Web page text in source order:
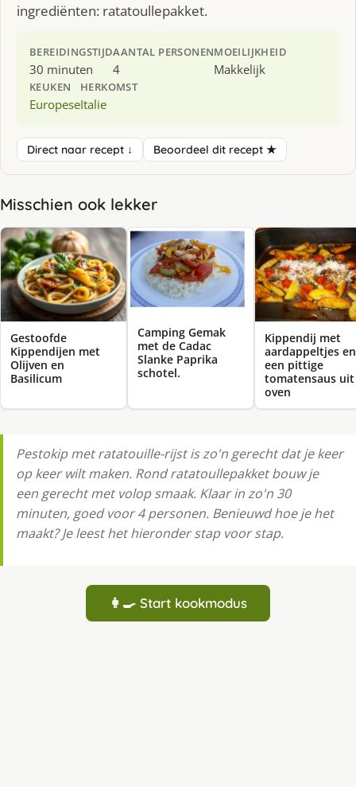
ingrediënten: ratatoullepakket.
BEREIDINGSTIJD
30 minuten
AANTAL PERSONEN
4
MOEILIJKHEID
Makkelijk
KEUKEN
Europese
HERKOMST
Italie
Direct naar recept ↓ Beoordeel dit recept ★
Misschien ook lekker
Gestoofde
Kippendijen met
Olijven en
Basilicum
Camping Gemak
met de Cadac
Slanke Paprika
schotel.
Kippendij met
aardappeltjes en
een pittige
tomatensaus
oven
Pestokip met ratatouille-rijst is zo'n gerecht dat je keer
op keer wilt maken. Rond ratatoullepakket bouw je
een gerecht met volop smaak. Klaar in zo'n 30
minuten, goed voor 4 personen. Benieuwd hoe je het
maakt? Je leest het hieronder stap voor stap.
👩‍🍳 Start kookmodus